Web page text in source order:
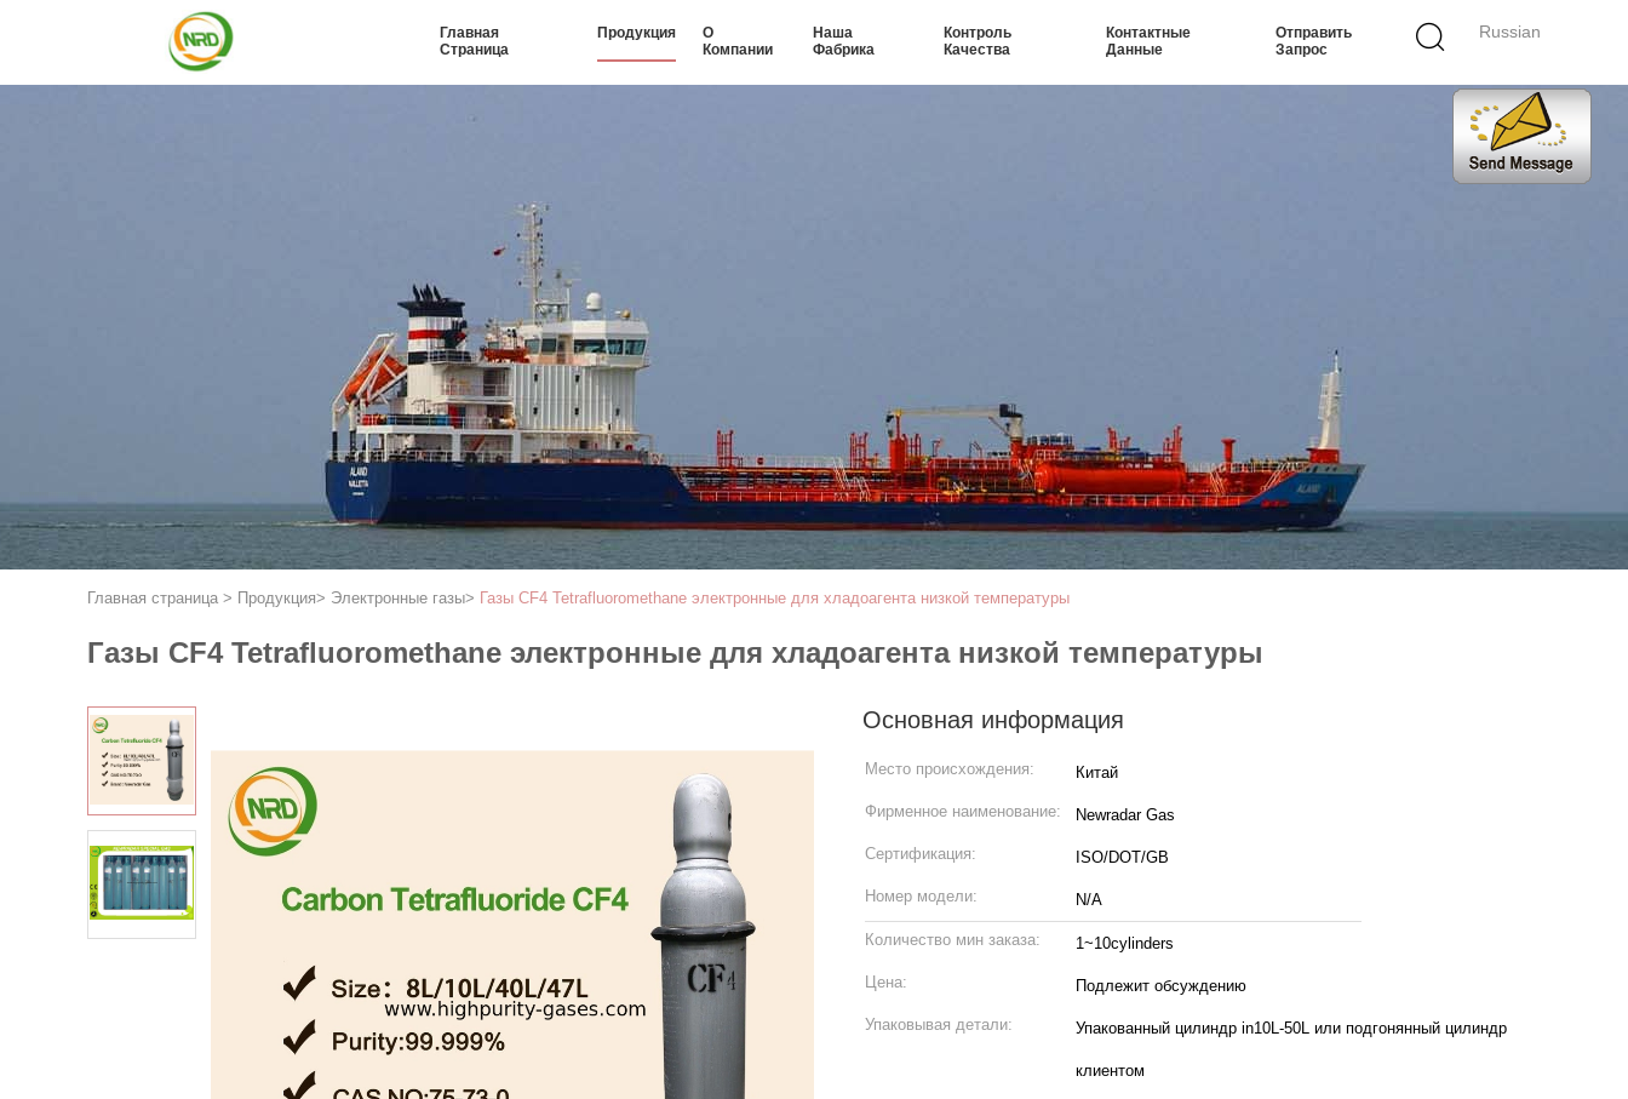
Russian
Главная
Страница
Продукция
О
Компании
Наша
Фабрика
Контроль
Качества
Контактные
Данные
Отправить
Запрос
Главная страница > Продукция> Электронные газы> Газы CF4 Tetrafluoromethane электронные для хладоагента низкой температуры
Газы CF4 Tetrafluoromethane электронные для хладоагента низкой температуры
Основная информация
Место происхождения: Китай
Фирменное наименование: Newradar Gas
Сертификация: ISO/DOT/GB
Номер модели: N/A
Количество мин заказа: 1~10cylinders
Цена: Подлежит обсуждению
Упаковывая детали: Упакованный цилиндр in10L-50L или подгонянный цилиндр
клиентом